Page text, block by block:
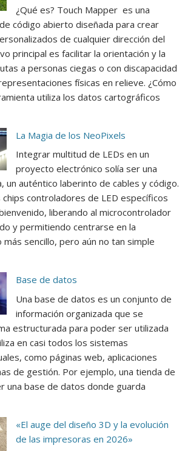
¿Qué es? Touch Mapper es una
código abierto diseñada para crear
de cualquier dirección del
principal es facilitar la orientación y la
a personas ciegas o con discapacidad
físicas en relieve. ¿Cómo
utiliza los datos cartográficos
La Magia de los NeoPixels
Integrar multitud de LEDs en un
proyecto electrónico solía ser una
un auténtico laberinto de cables y código.
chips controladores de LED específicos
liberando al microcontrolador
y permitiendo centrarse en la
más sencillo, pero aún no tan simple
Base de datos
Una base de datos es un conjunto de
información organizada que se
estructurada para poder ser utilizada
en casi todos los sistemas
como páginas web, aplicaciones
de gestión. Por ejemplo, una tienda de
una base de datos donde guarda
«El auge del diseño 3D y la evolución
de las impresoras en 2026»